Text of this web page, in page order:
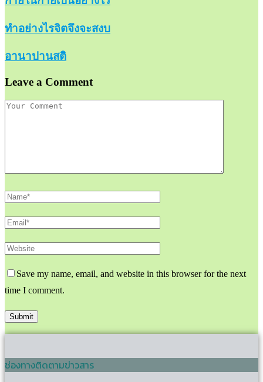
ทำอย่างไรจิตจึงจะสงบ
อานาปานสติ
Leave a Comment
Save my name, email, and website in this browser for the next
time I comment.
ช่องทางติดตามข่าวสาร